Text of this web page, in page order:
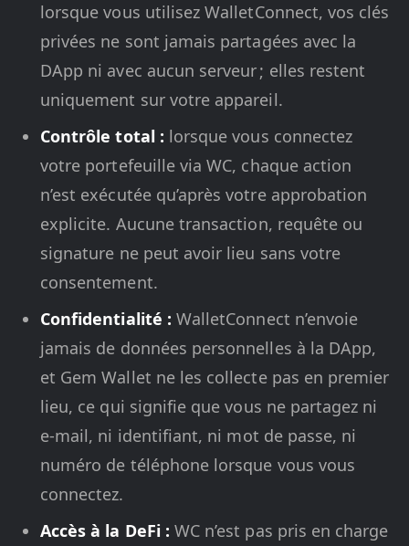
lorsque vous utilisez WalletConnect, vos clés
privées ne sont jamais partagées avec la
DApp ni avec aucun serveur ; elles restent
uniquement sur votre appareil.
Contrôle total : lorsque vous connectez
votre portefeuille via WC, chaque action
n’est exécutée qu’après votre approbation
explicite. Aucune transaction, requête ou
signature ne peut avoir lieu sans votre
consentement.
Confidentialité : WalletConnect n’envoie
jamais de données personnelles à la DApp,
et Gem Wallet ne les collecte pas en premier
lieu, ce qui signifie que vous ne partagez ni
e-mail, ni identifiant, ni mot de passe, ni
numéro de téléphone lorsque vous vous
connectez.
Accès à la DeFi : WC n’est pas pris en charge